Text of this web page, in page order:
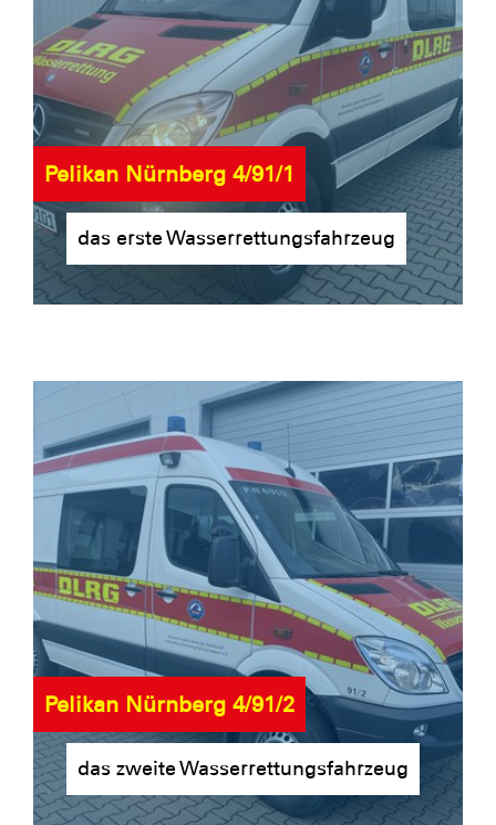
Pelikan Nürnberg 4/91/1
das erste Wasserrettungsfahrzeug
Pelikan Nürnberg 4/91/2
das zweite Wasserrettungsfahrzeug